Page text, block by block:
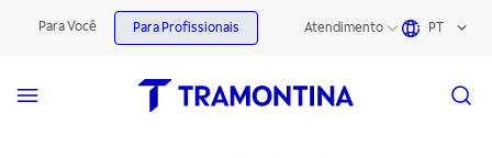
Para Você Para Profissionais Atendimento PT
Materiais Elétricos | Tramontina